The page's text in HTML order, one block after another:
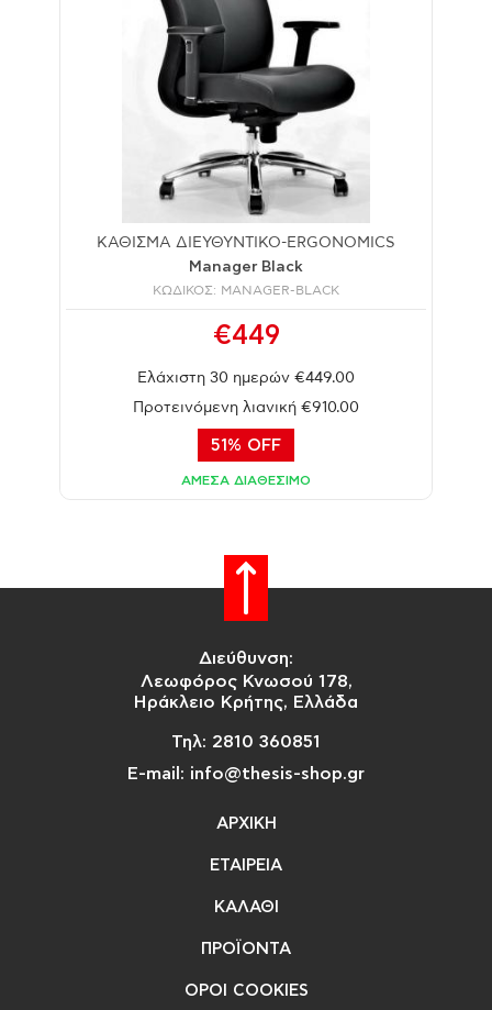
ΚΑΘΙΣΜΑ ΔΙΕΥΘΥΝΤΙΚΟ-ERGONOMICS
Manager Black
ΚΩΔΙΚΟΣ: MANAGER-BLACK
€449
Ελάχιστη 30 ημερών €449.00
Προτεινόμενη λιανική €910.00
51% OFF
ΑΜΕΣΑ ΔΙΑΘΕΣΙΜΟ
Διεύθυνση:
Λεωφόρος Κνωσού 178,
Ηράκλειο Κρήτης, Ελλάδα
Τηλ: 2810 360851
E-mail: info@thesis-shop.gr
ΑΡΧΙΚΗ
ΕΤΑΙΡΕΙΑ
ΚΑΛΑΘΙ
ΠΡΟΪΟΝΤΑ
ΟΡΟΙ COOKIES